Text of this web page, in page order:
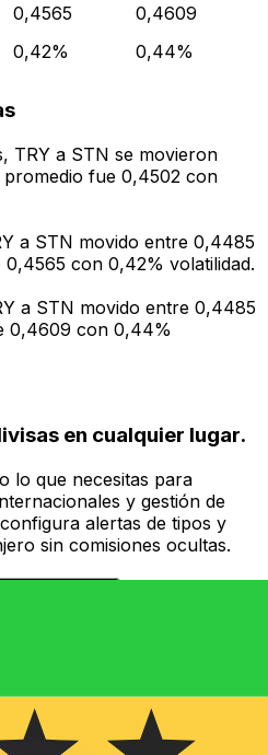
0,4565
0,4609
0,42% 0,44%
TRY a STN se movieron
fue 0,4502 con
a STN movido entre 0,4485
con 0,42% volatilidad.
a STN movido entre 0,4485
0,4609 con 0,44%
en cualquier lugar.
lo que necesitas para
y gestión de
alertas de tipos y
sin comisiones ocultas.